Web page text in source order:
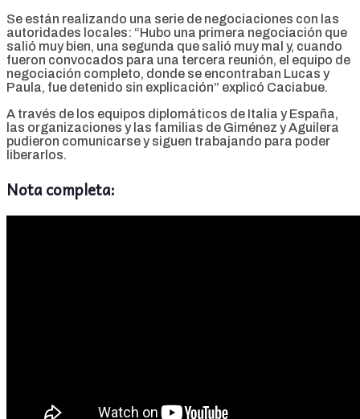
Se están realizando una serie de negociaciones con las
autoridades locales: “Hubo una primera negociación que
salió muy bien, una segunda que salió muy mal y, cuando
fueron convocados para una tercera reunión, el equipo de
negociación completo, donde se encontraban Lucas y
Paula, fue detenido sin explicación” explicó Caciabue.
A través de los equipos diplomáticos de Italia y España,
las organizaciones y las familias de Giménez y Aguilera
pudieron comunicarse y siguen trabajando para poder
liberarlos.
Nota completa: